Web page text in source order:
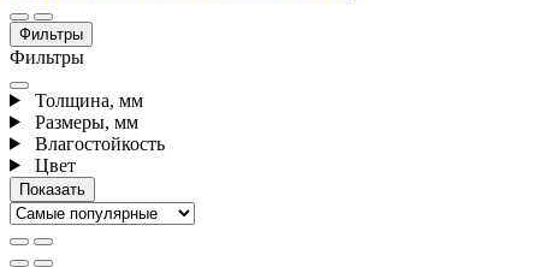
Фильтры
Фильтры
Толщина, мм
Размеры, мм
Влагостойкость
Цвет